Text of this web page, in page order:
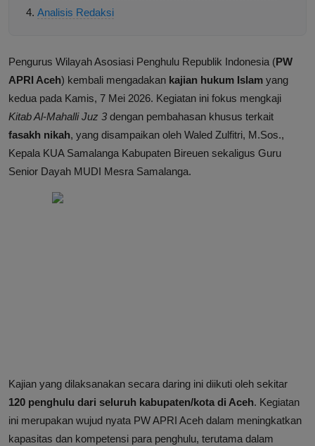
Analisis Redaksi
Pengurus Wilayah Asosiasi Penghulu Republik Indonesia (PW
APRI Aceh) kembali mengadakan kajian hukum Islam yang
kedua pada Kamis, 7 Mei 2026. Kegiatan ini fokus mengkaji
Kitab Al-Mahalli Juz 3 dengan pembahasan khusus terkait
fasakh nikah, yang disampaikan oleh Waled Zulfitri, M.Sos.,
Kepala KUA Samalanga Kabupaten Bireuen sekaligus Guru
Senior Dayah MUDI Mesra Samalanga.
Kajian yang dilaksanakan secara daring ini diikuti oleh sekitar
120 penghulu dari seluruh kabupaten/kota di Aceh. Kegiatan
ini merupakan wujud nyata PW APRI Aceh dalam meningkatkan
kapasitas dan kompetensi para penghulu, terutama dalam